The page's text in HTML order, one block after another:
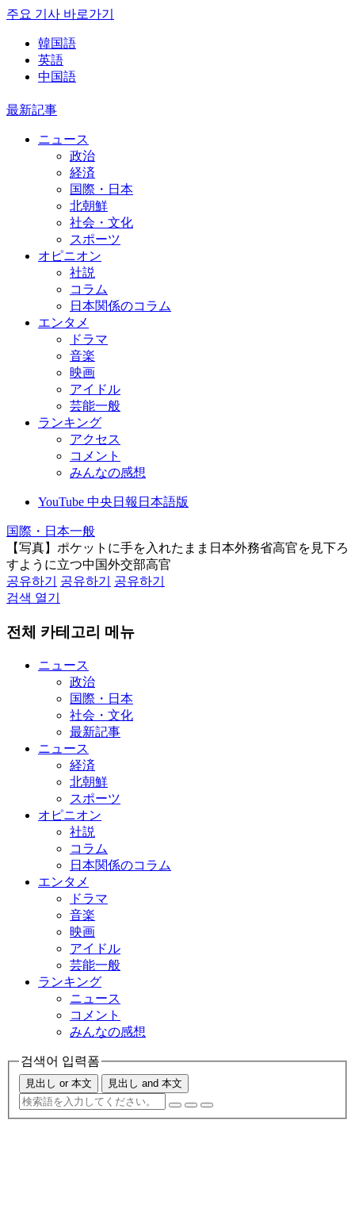
주요 기사 바로가기
韓国語
英語
中国語
最新記事
ニュース
政治
経済
国際・日本
北朝鮮
社会・文化
スポーツ
オピニオン
社説
コラム
日本関係のコラム
エンタメ
ドラマ
音楽
映画
アイドル
芸能一般
ランキング
アクセス
コメント
みんなの感想
YouTube 中央日報日本語版
国際・日本一般
【写真】ポケットに手を入れたまま日本外務省高官を見下ろ
すように立つ中国外交部高官
공유하기
공유하기
공유하기
검색 열기
전체 카테고리 메뉴
ニュース
政治
国際・日本
社会・文化
最新記事
ニュース
経済
北朝鮮
スポーツ
オピニオン
社説
コラム
日本関係のコラム
エンタメ
ドラマ
音楽
映画
アイドル
芸能一般
ランキング
ニュース
コメント
みんなの感想
검색어 입력폼
見出し or 本文 見出し and 本文